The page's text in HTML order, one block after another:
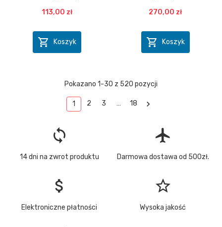
113,00 zł
 Koszyk
270,00 zł
 Koszyk
Pokazano 1-30 z 520 pozycji
1 2 3 … 18 
loop
14 dni na zwrot produktu
flight
Darmowa dostawa od 500zł.
attach_money
Elektroniczne płatności
star_border
Wysoka jakość